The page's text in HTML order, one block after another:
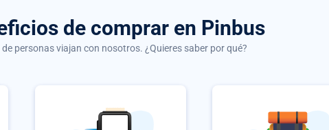
de comprar en Pinbus
de personas viajan con nosotros. ¿Quieres saber por qué?